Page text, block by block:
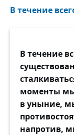
В течение
В течение
моменты
в уныние,
напротив,